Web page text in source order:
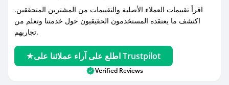
اقرأ تقييمات العملاء الأصلية والتقييمات من المشترين المتحققين.
اكتشف ما يعتقده المستخدمون الحقيقيون حول خدمتنا وتعلم من
تجاربهم.
اطلع على آراء عملائنا على Trustpilot
Verified Reviews